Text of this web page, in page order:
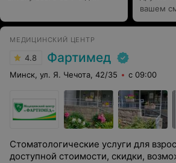
вашем
МЕДИЦИНСКИЙ ЦЕНТР
4.8 Фартимед
Минск, ул. Я. Чечота, 42/35 с 09:00
Стоматологические услуги для
доступной стоимости, скидки,